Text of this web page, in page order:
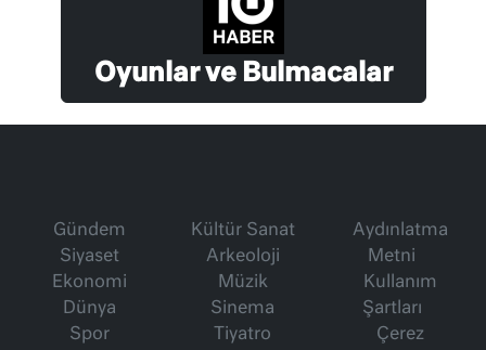
Oyunlar ve Bulmacalar
Gündem
Siyaset
Ekonomi
Dünya
Spor
Kültür Sanat
Arkeoloji
Müzik
Sinema
Tiyatro
Aydınlatma
Metni
Kullanım
Şartları
Çerez